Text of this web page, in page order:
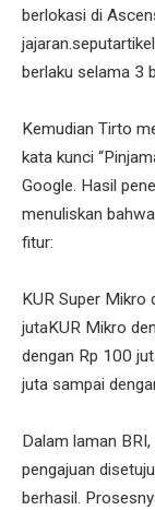
berlokasi di
berlaku selama 3
Kemudian Tirto
kata kunci
Google. Hasil
menuliskan
fitur:
KUR Super Mikro
jutaKUR Mikro
dengan Rp 100
juta sampai
Dalam laman
pengajuan
berhasil.